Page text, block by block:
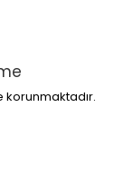
korunmaktadır.